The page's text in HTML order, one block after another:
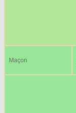
Maçon